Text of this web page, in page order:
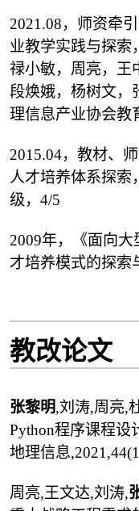
2021.08，师资牵
业教学实践与探索
禄小敏，周亮，王
段焕娥，杨树文，
理信息产业协会教
2015.04，教材、
人才培养体系探索
级，4/5
2009年，《面向
才培养模式的探索
教改论文
张黎明,刘涛,周亮,
Python程序课程设
地理信息
周亮,王文达,刘涛,